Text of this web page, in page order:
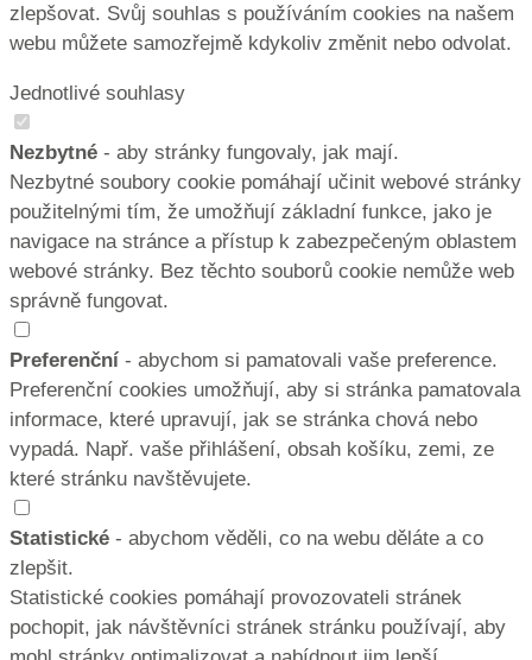
zlepšovat. Svůj souhlas s používáním cookies na našem
webu můžete samozřejmě kdykoliv změnit nebo odvolat.
Jednotlivé souhlasy
Nezbytné - aby stránky fungovaly, jak mají.
Nezbytné soubory cookie pomáhají učinit webové stránky
použitelnými tím, že umožňují základní funkce, jako je
navigace na stránce a přístup k zabezpečeným oblastem
webové stránky. Bez těchto souborů cookie nemůže web
správně fungovat.
Preferenční - abychom si pamatovali vaše preference.
Preferenční cookies umožňují, aby si stránka pamatovala
informace, které upravují, jak se stránka chová nebo
vypadá. Např. vaše přihlášení, obsah košíku, zemi, ze
které stránku navštěvujete.
Statistické - abychom věděli, co na webu děláte a co
zlepšit.
Statistické cookies pomáhají provozovateli stránek
pochopit, jak návštěvníci stránek stránku používají, aby